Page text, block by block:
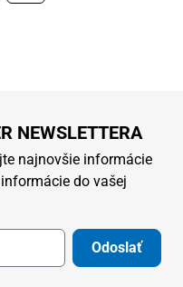
NEWSLETTERA
najnovšie informácie
do vašej
Odoslať